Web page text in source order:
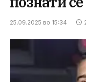
25.09.2025 во 15:34